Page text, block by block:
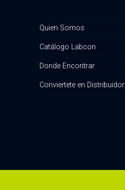
Quien Somos
Catálogo Labcon
Donde Encontrar
Conviertete en Distribuidor